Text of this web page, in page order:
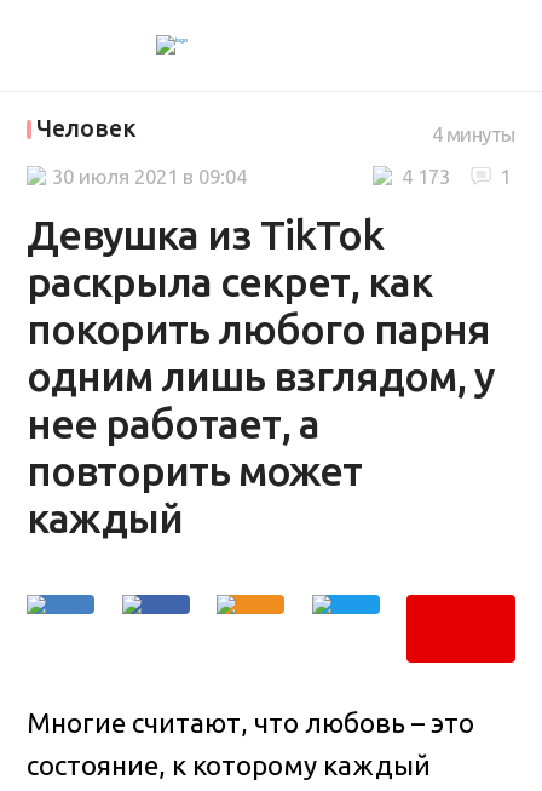
Человек
Девушка из TikTok
раскрыла секрет, как
покорить любого парня
одним лишь взглядом, у
нее работает, а
повторить может
каждый
4 минуты
1
4 173
30 июля 2021 в 09:04
Многие считают, что любовь – это
состояние, к которому каждый